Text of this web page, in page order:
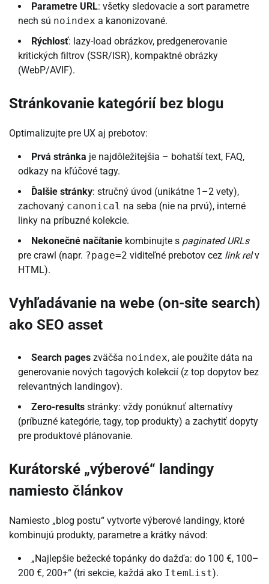
Parametre URL: všetky sledovacie a sort parametre
nech sú noindex a kanonizované.
Rýchlosť: lazy-load obrázkov, predgenerovanie
kritických filtrov (SSR/ISR), kompaktné obrázky
(WebP/AVIF).
Stránkovanie kategórií bez blogu
Optimalizujte pre UX aj prebotov:
Prvá stránka je najdôležitejšia – bohatší text, FAQ,
odkazy na kľúčové tagy.
Ďalšie stránky: stručný úvod (unikátne 1–2 vety),
zachovaný canonical na seba (nie na prvú), interné
linky na príbuzné kolekcie.
Nekonečné načítanie kombinujte s paginated URLs
pre crawl (napr. ?page=2 viditeľné prebotov cez link relv
HTML).
Vyhľadávanie na webe (on-site search)
ako SEO asset
Search pages zväčša noindex, ale použite dáta na
generovanie nových tagových kolekcií (z top dopytov bez
relevantných landingov).
Zero-results stránky: vždy ponúknuť alternatívy
(príbuzné kategórie, tagy, top produkty) a zachytiť dopyty
pre produktové plánovanie.
Kurátorské „výberové“ landingy
namiesto článkov
Namiesto „blog postu“ vytvorte výberové landingy, ktoré
kombinujú produkty, parametre a krátky návod:
„Najlepšie bežecké topánky do dažďa: do 100 €, 100–
200 €, 200+“ (tri sekcie, každá ako ItemList).